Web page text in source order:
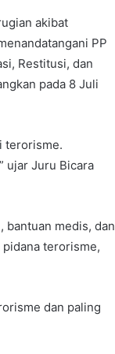
akibat
PP
Restitusi, dan
pada 8 Juli
terorisme.
ujar Juru Bicara
bantuan medis, dan
terorisme,
dan paling